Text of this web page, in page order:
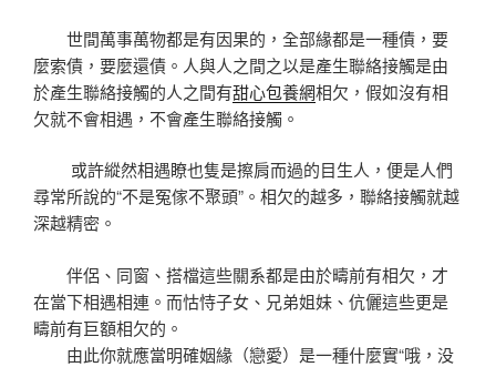
世間萬事萬物都是有因果的，全部緣都是一種債，要
麼索債，要麼還債。人與人之間之以是產生聯絡接觸是由
於產生聯絡接觸的人之間有甜心包養網相欠，假如沒有相
欠就不會相遇，不會產生聯絡接觸。
或許縱然相遇瞭也隻是擦肩而過的目生人，便是人們
尋常所說的“不是冤傢不聚頭”。相欠的越多，聯絡接觸就越
深越精密。
伴侶、同窗、搭檔這些關系都是由於疇前有相欠，才
在當下相遇相連。而怙恃子女、兄弟姐妹、伉儷這些更是
疇前有巨額相欠的。
由此你就應當明確姻緣（戀愛）是一種什麼實“哦，没